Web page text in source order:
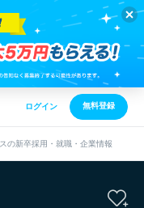
ログイン 無料登録
の新卒採用・就職・企業情報